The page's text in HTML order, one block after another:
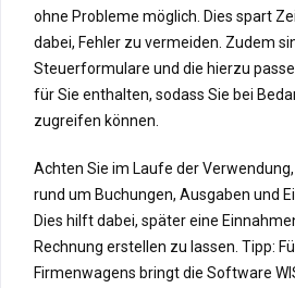
ohne Probleme möglich. Dies spart
dabei, Fehler zu vermeiden. Zudem
Steuerformulare und die hierzu
für Sie enthalten, sodass Sie bei
zugreifen können.
Achten Sie im Laufe der
rund um Buchungen, Ausgaben und
Dies hilft dabei, später eine
Rechnung erstellen zu lassen. Tipp:
Firmenwagens bringt die Software